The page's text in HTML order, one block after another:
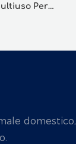
Per
domestico,